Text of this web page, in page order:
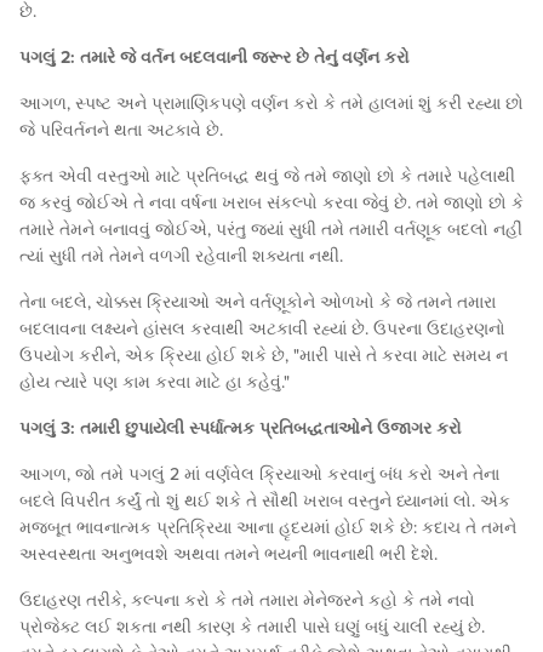
છે.
પગલું 2: તમારે જે વર્તન બદલવાની જરૂર છે તેનું વર્ણન કરો
આગળ, સ્પષ્ટ અને પ્રામાણિકપણે વર્ણન કરો કે તમે હાલમાં શું કરી રહ્યા છો
જે પરિવર્તનને થતા અટકાવે છે.
ફક્ત એવી વસ્તુઓ માટે પ્રતિબદ્ધ થવું જે તમે જાણો છો કે તમારે પહેલાથી
જ કરવું જોઈએ તે નવા વર્ષના ખરાબ સંકલ્પો કરવા જેવું છે. તમે જાણો છો કે
તમારે તેમને બનાવવું જોઈએ, પરંતુ જ્યાં સુધી તમે તમારી વર્તણૂક બદલો નહીં
ત્યાં સુધી તમે તેમને વળગી રહેવાની શક્યતા નથી.
તેના બદલે, ચોક્કસ ક્રિયાઓ અને વર્તણૂકોને ઓળખો કે જે તમને તમારા
બદલાવના લક્ષ્યને હાંસલ કરવાથી અટકાવી રહ્યાં છે. ઉપરના ઉદાહરણનો
ઉપયોગ કરીને, એક ક્રિયા હોઈ શકે છે, "મારી પાસે તે કરવા માટે સમય ન
હોય ત્યારે પણ કામ કરવા માટે હા કહેવું."
પગલું 3: તમારી છુપાયેલી સ્પર્ધાત્મક પ્રતિબદ્ધતાઓને ઉજાગર કરો
આગળ, જો તમે પગલું 2 માં વર્ણવેલ ક્રિયાઓ કરવાનું બંધ કરો અને તેના
બદલે વિપરીત કર્યું તો શું થઈ શકે તે સૌથી ખરાબ વસ્તુને ધ્યાનમાં લો. એક
મજબૂત ભાવનાત્મક પ્રતિક્રિયા આના હૃદયમાં હોઈ શકે છે: કદાચ તે તમને
અસ્વસ્થતા અનુભવશે અથવા તમને ભયની ભાવનાથી ભરી દેશે.
ઉદાહરણ તરીકે, કલ્પના કરો કે તમે તમારા મેનેજરને કહો કે તમે નવો
પ્રોજેક્ટ લઈ શકતા નથી કારણ કે તમારી પાસે ઘણું બધું ચાલી રહ્યું છે.